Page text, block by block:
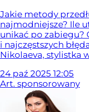
Jakie metody
najmodniejsze? Ile
unikać po zabiegu?
i najczęstszych
Nikolaeva, stylistka
24 paź 2025 12:05
Art. sponsorowany